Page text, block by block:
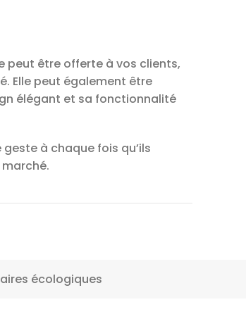
peut être offerte à vos clients,
Elle peut également être
élégant et sa fonctionnalité
à chaque fois qu’ils
écologiques